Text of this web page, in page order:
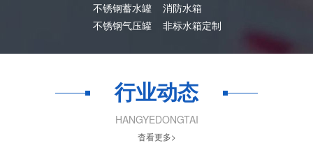
不锈钢蓄水罐
不锈钢气压罐
消防水箱
非标水箱定制
行业动态
HANGYEDONGTAI
杳看更多>